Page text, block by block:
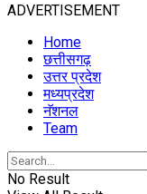
ADVERTISEMENT
Home
छत्तीसगढ़
उत्तर प्रदेश
मध्यप्रदेश
नॅशनल
Team
No Result